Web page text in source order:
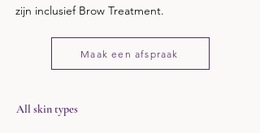
zijn inclusief Brow Treatment.
Maak een afspraak
All skin types